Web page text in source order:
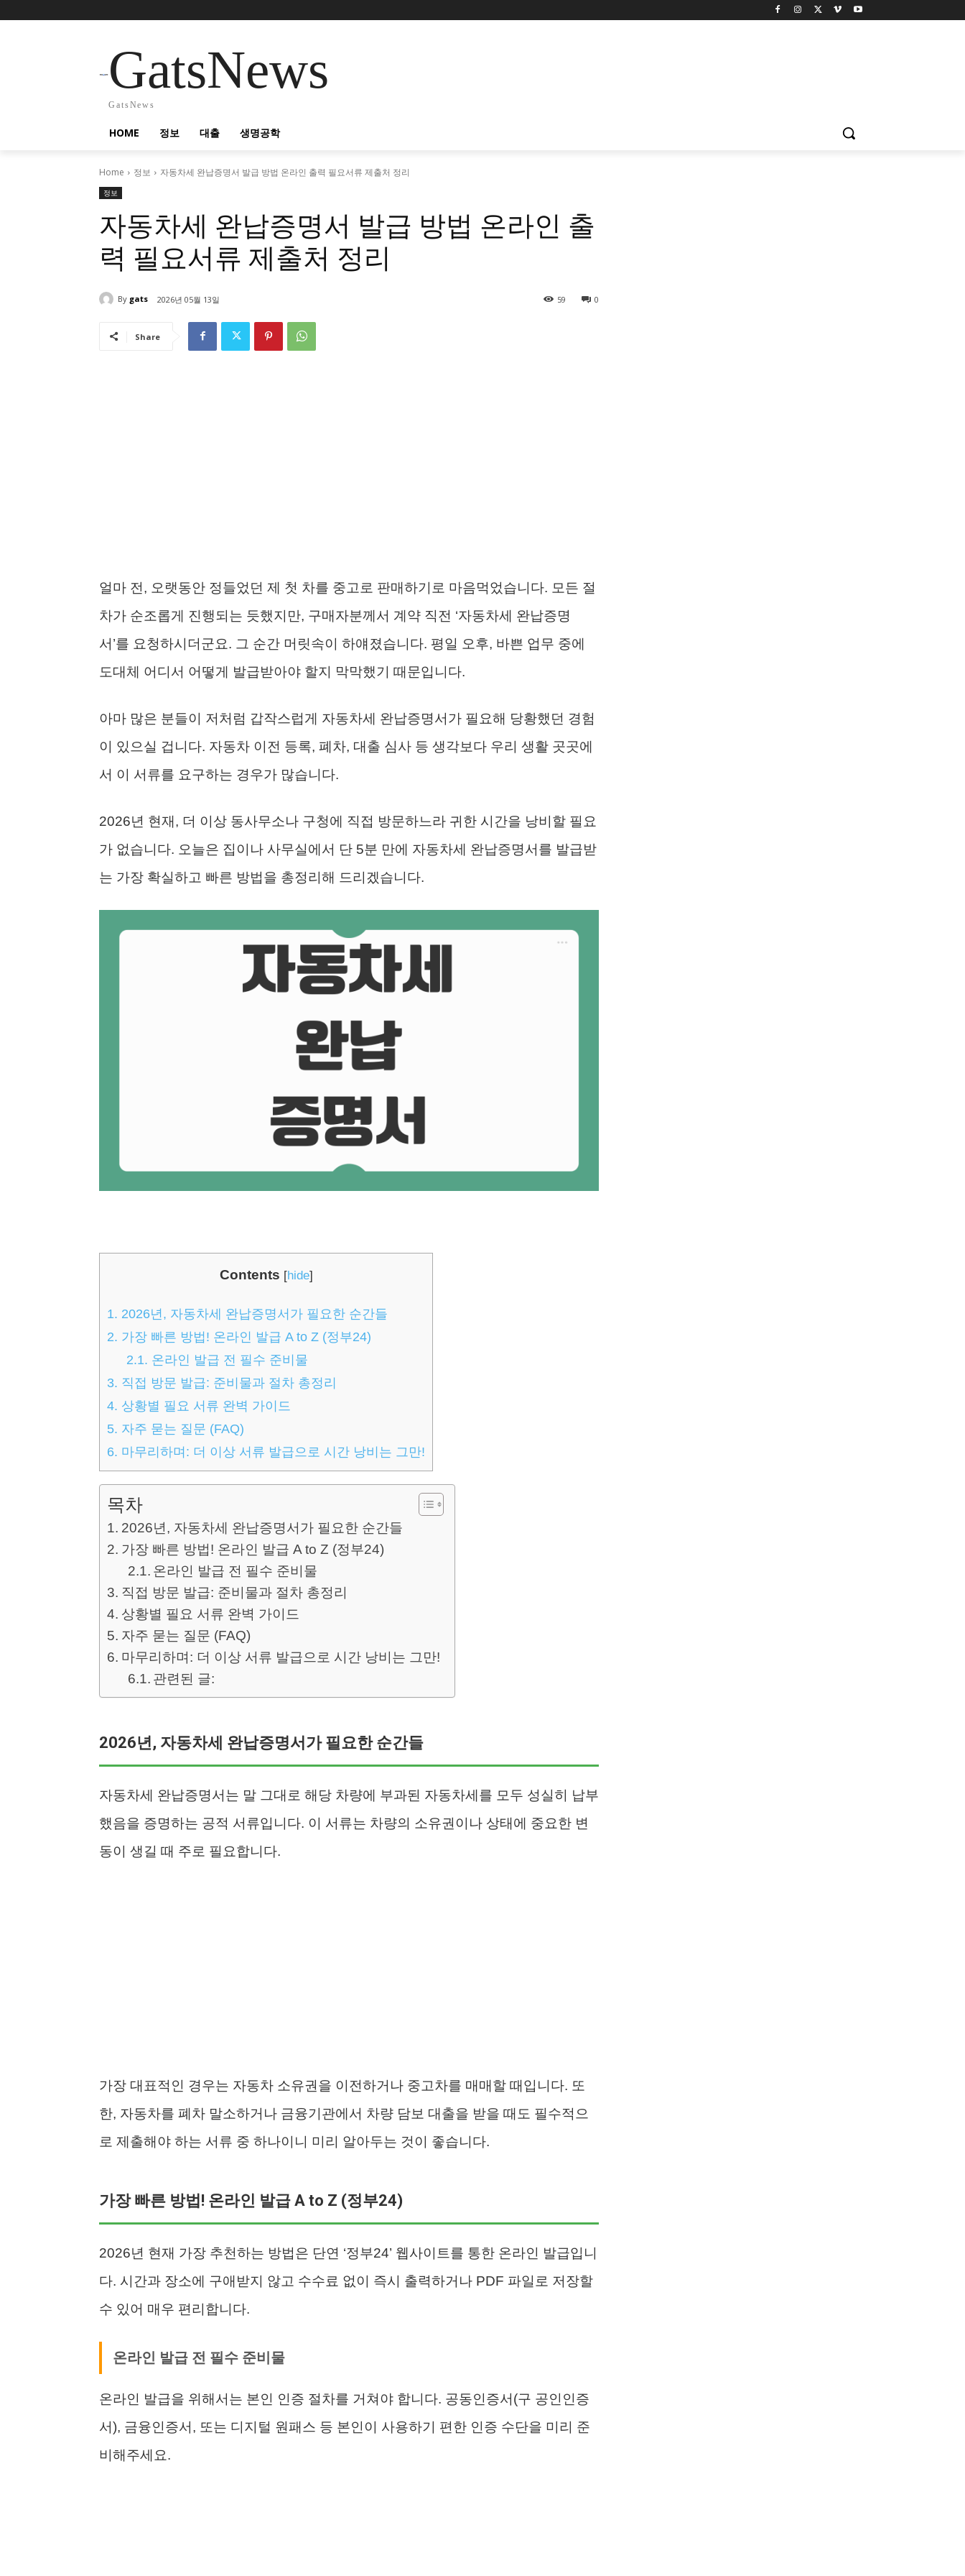
GatsNews
GatsNews
HOME 정보 대출 생명공학
Home 정보 자동차세 완납증명서 발급 방법 온라인 출력 필요서류 제출처 정리
정보
자동차세 완납증명서 발급 방법 온라인 출
력 필요서류 제출처 정리
By gats 2026년 05월 13일 0
59
Share
얼마 전, 오랫동안 정들었던 제 첫 차를 중고로 판매하기로 마음먹었습니다. 모든 절
차가 순조롭게 진행되는 듯했지만, 구매자분께서 계약 직전 ‘자동차세 완납증명
서’를 요청하시더군요. 그 순간 머릿속이 하얘졌습니다. 평일 오후, 바쁜 업무 중에
도대체 어디서 어떻게 발급받아야 할지 막막했기 때문입니다.
아마 많은 분들이 저처럼 갑작스럽게 자동차세 완납증명서가 필요해 당황했던 경험
이 있으실 겁니다. 자동차 이전 등록, 폐차, 대출 심사 등 생각보다 우리 생활 곳곳에
서 이 서류를 요구하는 경우가 많습니다.
2026년 현재, 더 이상 동사무소나 구청에 직접 방문하느라 귀한 시간을 낭비할 필요
가 없습니다. 오늘은 집이나 사무실에서 단 5분 만에 자동차세 완납증명서를 발급받
는 가장 확실하고 빠른 방법을 총정리해 드리겠습니다.
Contents [hide]
1. 2026년, 자동차세 완납증명서가 필요한 순간들
2. 가장 빠른 방법! 온라인 발급 A to Z (정부24)
2.1. 온라인 발급 전 필수 준비물
3. 직접 방문 발급: 준비물과 절차 총정리
4. 상황별 필요 서류 완벽 가이드
5. 자주 묻는 질문 (FAQ)
6. 마무리하며: 더 이상 서류 발급으로 시간 낭비는 그만!
목차
2026년, 자동차세 완납증명서가 필요한 순간들
가장 빠른 방법! 온라인 발급 A to Z (정부24)
온라인 발급 전 필수 준비물
직접 방문 발급: 준비물과 절차 총정리
상황별 필요 서류 완벽 가이드
자주 묻는 질문 (FAQ)
마무리하며: 더 이상 서류 발급으로 시간 낭비는 그만!
관련된 글:
2026년, 자동차세 완납증명서가 필요한 순간들
자동차세 완납증명서는 말 그대로 해당 차량에 부과된 자동차세를 모두 성실히 납부
했음을 증명하는 공적 서류입니다. 이 서류는 차량의 소유권이나 상태에 중요한 변
동이 생길 때 주로 필요합니다.
가장 대표적인 경우는 자동차 소유권을 이전하거나 중고차를 매매할 때입니다. 또
한, 자동차를 폐차 말소하거나 금융기관에서 차량 담보 대출을 받을 때도 필수적으
로 제출해야 하는 서류 중 하나이니 미리 알아두는 것이 좋습니다.
가장 빠른 방법! 온라인 발급 A to Z (정부24)
2026년 현재 가장 추천하는 방법은 단연 ‘정부24’ 웹사이트를 통한 온라인 발급입니
다. 시간과 장소에 구애받지 않고 수수료 없이 즉시 출력하거나 PDF 파일로 저장할
수 있어 매우 편리합니다.
온라인 발급 전 필수 준비물
온라인 발급을 위해서는 본인 인증 절차를 거쳐야 합니다. 공동인증서(구 공인인증
서), 금융인증서, 또는 디지털 원패스 등 본인이 사용하기 편한 인증 수단을 미리 준
비해주세요.